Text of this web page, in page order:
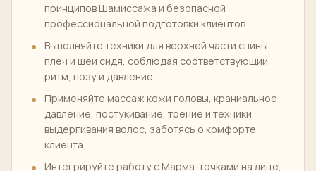
принципов Шамиссажа и безопасной
профессиональной подготовки клиентов.
Выполняйте техники для верхней части спины,
плеч и шеи сидя, соблюдая соответствующий
ритм, позу и давление.
Применяйте массаж кожи головы, краниальное
давление, постукивание, трение и техники
выдергивания волос, заботясь о комфорте
клиента.
Интегрируйте работу с Марма-точками на лице,